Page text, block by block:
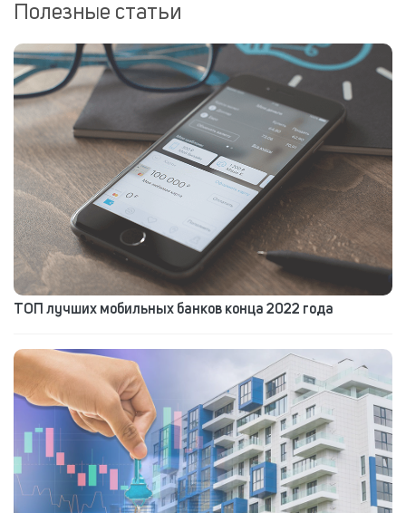
Полезные статьи
ТОП лучших мобильных банков конца 2022 года